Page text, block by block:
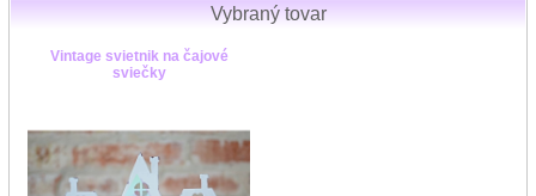
Vybraný tovar
Vintage svietnik na čajové
sviečky